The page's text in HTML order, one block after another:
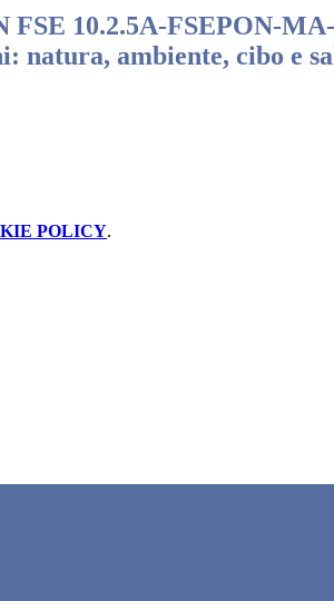
FSE 10.2.5A-FSEPON-
natura, ambiente, cibo e
POLICY.